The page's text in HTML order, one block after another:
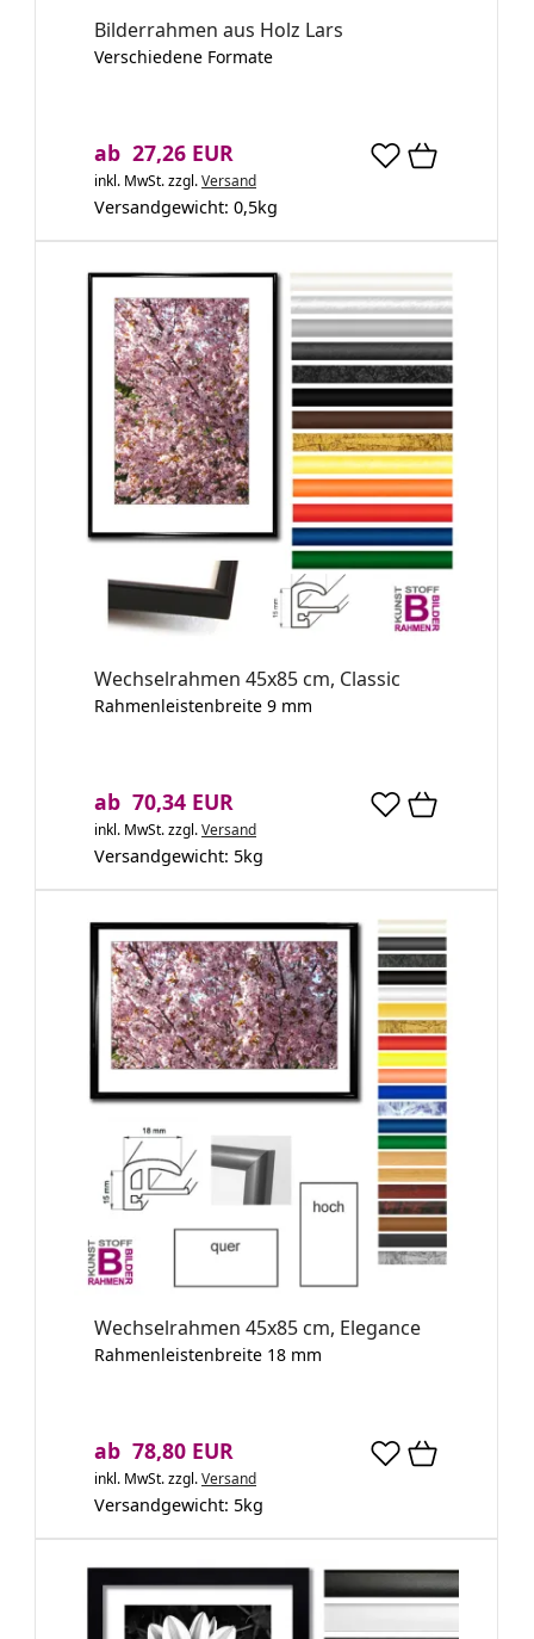
Bilderrahmen aus Holz Lars
Verschiedene Formate
ab 27,26 EUR
inkl. MwSt.zzgl.Versand
Versandgewicht: 0,5kg
Wechselrahmen 45x85 cm, Classic
Rahmenleistenbreite 9 mm
ab 70,34 EUR
inkl. MwSt.zzgl.Versand
Versandgewicht: 5kg
Wechselrahmen 45x85 cm, Elegance
Rahmenleistenbreite 18 mm
ab 78,80 EUR
inkl. MwSt.zzgl.Versand
Versandgewicht: 5kg